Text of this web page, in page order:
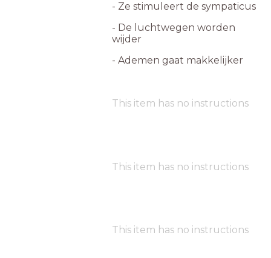
- Ze stimuleert de sympaticus
- De luchtwegen worden
wijder
- Ademen gaat makkelijker
This item has no instructions
This item has no instructions
This item has no instructions